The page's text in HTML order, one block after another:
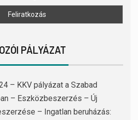
PÁLYÁZAT
– KKV pályázat a Szabad
– Eszközbeszerzés – Új
– Ingatlan beruházás: